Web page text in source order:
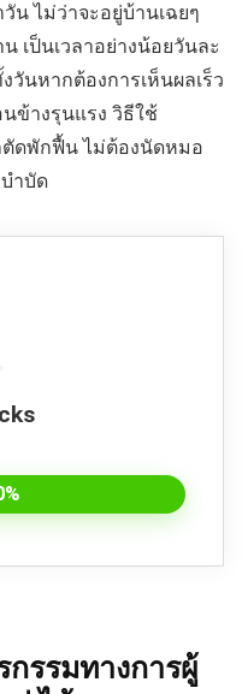
น ไม่ว่าจะอยู่บ้านเฉยๆ
เป็นเวลาอย่างน้อยวันละ
วันหากต้องการเห็นผลเร็ว
ข้างรุนแรง วิธีใช้
ตัดพักฟื้น ไม่ต้องนัดหมอ
ำบัด
รรมทางการผู้